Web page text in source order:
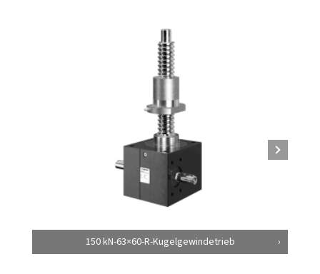
150 kN-63×60-R-Kugelgewindetrieb